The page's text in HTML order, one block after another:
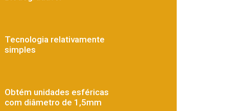
Tecnologia relativamente
simples
Obtém unidades esféricas
com diâmetro de 1,5mm